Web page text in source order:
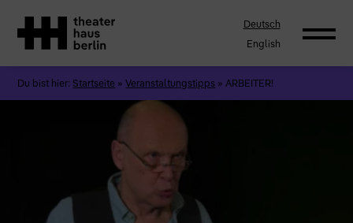
Deutsch
English
Du bist hier: Startseite »Veranstaltungstipps »ARBEITER!